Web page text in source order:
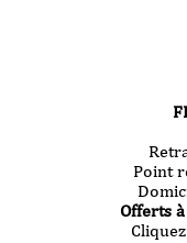
Point
Offerts